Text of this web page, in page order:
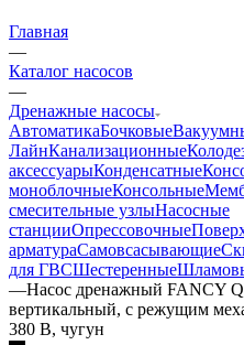
Главная
—
Каталог насосов
—
Дренажные насосы
АвтоматикаБочковые
ЛайнКанализационные
аксессуарыКонденсатные
моноблочныеКонсольные
смесительные узлыНасосные
станцииОпрессовочные
арматураСамовсасывающие
для ГВСШестеренные
—Насос дренажный FANCY
вертикальный, с режущим
380 В, чугун